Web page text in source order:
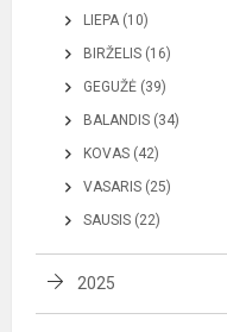
LIEPA (10)
BIRŽELIS (16)
GEGUŽĖ (39)
BALANDIS (34)
KOVAS (42)
VASARIS (25)
SAUSIS (22)
2025